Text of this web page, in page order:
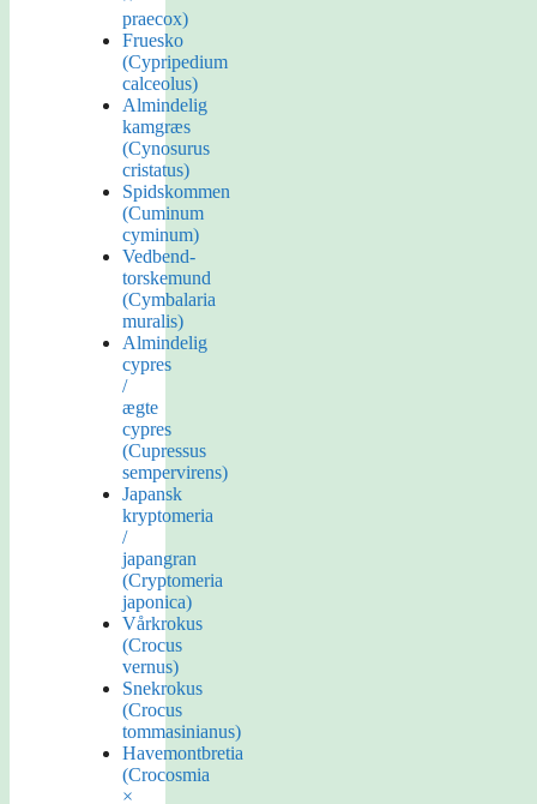
praecox)
Fruesko
(Cypripedium
calceolus)
Almindelig
kamgræs
(Cynosurus
cristatus)
Spidskommen
(Cuminum
cyminum)
Vedbend-
torskemund
(Cymbalaria
muralis)
Almindelig
cypres
/
ægte
cypres
(Cupressus
sempervirens)
Japansk
kryptomeria
/
japangran
(Cryptomeria
japonica)
Vårkrokus
(Crocus
vernus)
Snekrokus
(Crocus
tommasinianus)
Havemontbretia
(Crocosmia
×